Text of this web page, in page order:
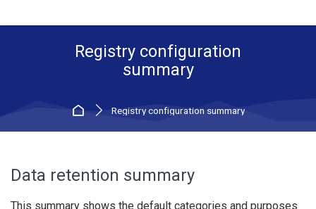
Registry configuration
summary
HomeRegistry configuration summary
Data retention summary
This summary shows the default categories and purposes